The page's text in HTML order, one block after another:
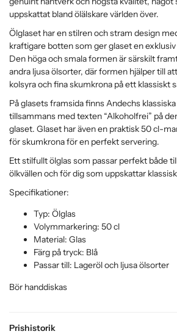
Prishistorik
uppskattat bland ölälskare världen över.
Ölglaset har en stilren och stram design
kraftigare botten som ger glaset en
Den höga och smala formen är särskilt
andra ljusa ölsorter, där formen hjälper till
kolsyra och fina skumkrona på ett klassiskt
På glasets framsida finns Andechs
tillsammans med texten “Alkoholfrei” på
glaset. Glaset har även en praktisk 50 cl-
för skumkrona för en perfekt servering.
Ett stilfullt ölglas som passar perfekt både
ölkvällen och för dig som uppskattar
Specifikationer:
Typ: Ölglas
Volymmarkering: 50 cl
Material: Glas
Färg på tryck: Blå
Passar till: Lageröl och ljusa ölsorter
Bör handdiskas